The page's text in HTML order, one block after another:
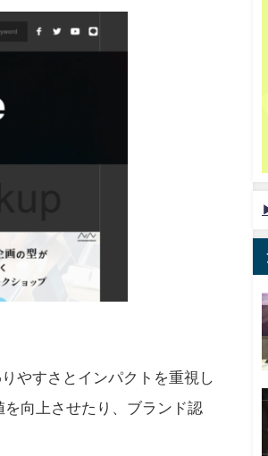
やすさとインパクトを重視し
向上させたり、ブランド認